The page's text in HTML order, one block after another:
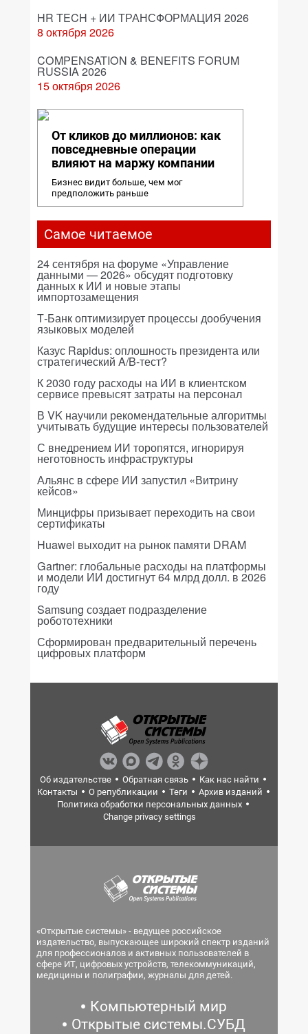
HR TECH + ИИ ТРАНСФОРМАЦИЯ 2026
8 октября 2026
COMPENSATION & BENEFITS FORUM
RUSSIA 2026
15 октября 2026
От кликов до миллионов: как
повседневные операции
влияют на маржу компании
Бизнес видит больше, чем мог
предположить раньше
Самое читаемое
24 сентября на форуме «Управление
данными — 2026» обсудят подготовку
данных к ИИ и новые этапы
импортозамещения
Т-Банк оптимизирует процессы дообучения
языковых моделей
Казус Rapidus: оплошность президента или
стратегический A/B-тест?
К 2030 году расходы на ИИ в клиентском
сервисе превысят затраты на персонал
В VK научили рекомендательные алгоритмы
учитывать будущие интересы пользователей
С внедрением ИИ торопятся, игнорируя
неготовность инфраструктуры
Альянс в сфере ИИ запустил «Витрину
кейсов»
Минцифры призывает переходить на свои
сертификаты
Huawei выходит на рынок памяти DRAM
Gartner: глобальные расходы на платформы
и модели ИИ достигнут 64 млрд долл. в 2026
году
Samsung создает подразделение
робототехники
Сформирован предварительный перечень
цифровых платформ
Об издательстве Обратная связь
Как нас найти
Контакты
О републикации Теги
Архив изданий
Политика обработки персональных данных
Change privacy settings
«Открытые системы» - ведущее российское
издательство, выпускающее широкий спектр изданий
для профессионалов и активных пользователей в
сфере ИТ, цифровых устройств, телекоммуникаций,
медицины и полиграфии, журналы для детей.
Компьютерный мир
Открытые системы.СУБД